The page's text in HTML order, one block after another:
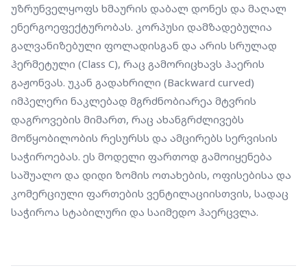
უზრუნველყოფს ხმაურის დაბალ დონეს და მაღალ
ენერგოეფექტურობას. კორპუსი დამზადებულია
გალვანიზებული ფოლადისგან და არის სრულად
ჰერმეტული (Class C), რაც გამორიცხავს ჰაერის
გაჟონვას. უკან გადახრილი (Backward curved)
იმპელერი ნაკლებად მგრძნობიარეა მტვრის
დაგროვების მიმართ, რაც ახანგრძლივებს
მოწყობილობის რესურსს და ამცირებს სერვისის
საჭიროებას. ეს მოდელი ფართოდ გამოიყენება
საშუალო და დიდი ზომის ოთახების, ოფისებისა და
კომერციული ფართების ვენტილაციისთვის, სადაც
საჭიროა სტაბილური და საიმედო ჰაერცვლა.